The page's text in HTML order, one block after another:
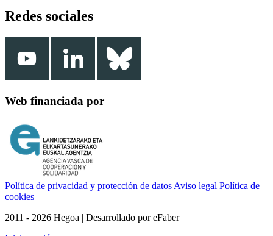
Redes sociales
Web financiada por
Política de privacidad y protección de datos Aviso legal Política de
cookies
2011 - 2026 Hegoa | Desarrollado por eFaber